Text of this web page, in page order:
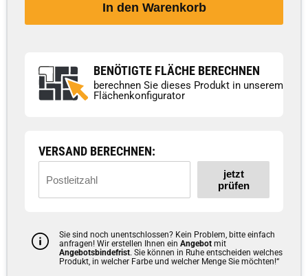
In den Warenkorb
BENÖTIGTE FLÄCHE BERECHNEN
berechnen Sie dieses Produkt in unserem
Flächenkonfigurator
VERSAND BERECHNEN:
jetzt
prüfen
Sie sind noch unentschlossen? Kein Problem, bitte einfach
anfragen! Wir erstellen Ihnen ein Angebot mit
Angebotsbindefrist. Sie können in Ruhe entscheiden welches
Produkt, in welcher Farbe und welcher Menge Sie möchten!“